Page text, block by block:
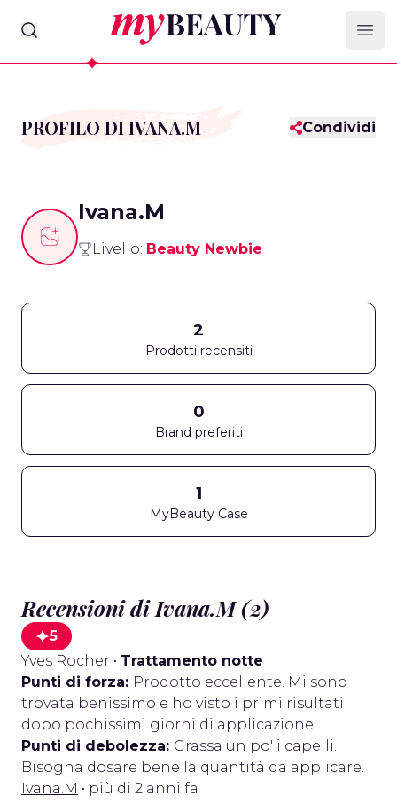
myBeauty
PROFILO DI IVANA.M Condividi
Ivana.M
Livello: Beauty Newbie
2
Prodotti recensiti
0
Brand preferiti
1
MyBeauty Case
Recensioni di Ivana.M (2)
5
Yves Rocher • Trattamento notte
Punti di forza: Prodotto eccellente. Mi sono
trovata benissimo e ho visto i primi risultati
dopo pochissimi giorni di applicazione.
Punti di debolezza: Grassa un po' i capelli.
Bisogna dosare bene la quantità da applicare.
Ivana.M • più di 2 anni fa